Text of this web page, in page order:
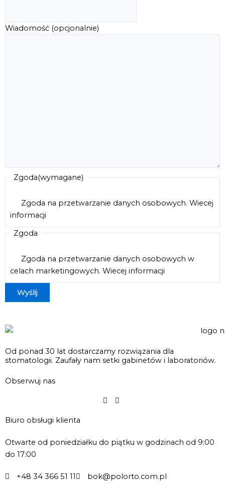
Wiadomość (opcjonalnie)
Zgoda(wymagane)
Zgoda na przetwarzanie danych osobowych.Wiecej
informacji
Zgoda
Zgoda na przetwarzanie danych osobowych w
celach marketingowych.Wiecej informacji
Od ponad 30 lat dostarczamy rozwiązania dla
stomatologii. Zaufały nam setki gabinetów i laboratoriów.
Obserwuj nas
Biuro obsługi klienta
Otwarte od poniedziałku do piątku w godzinach od 9:00
do 17:00
+48 34 366 51 11 bok@polorto.com.pl